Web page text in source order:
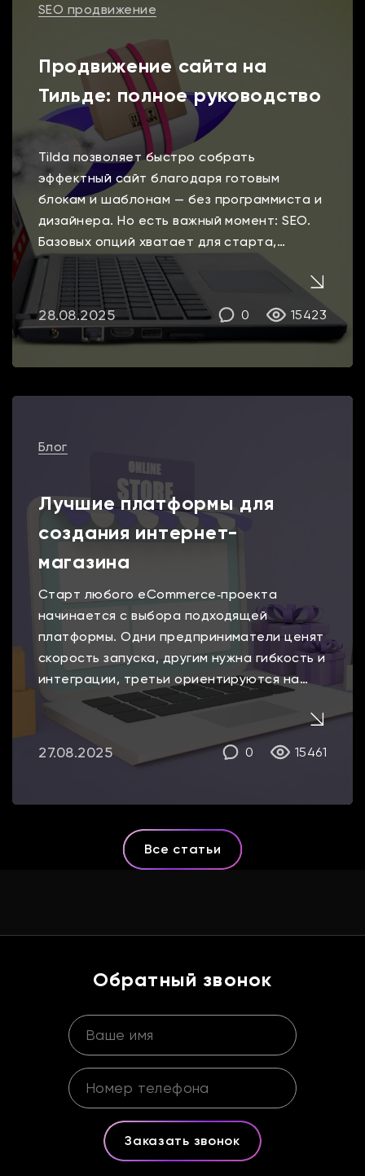
Все статьи
SEO продвижение
Продвижение сайта на
Тильде: полное руководство
Tilda позволяет быстро собрать
эффектный сайт благодаря готовым
блокам и шаблонам — без программиста и
дизайнера. Но есть важный момент: SEO.
Базовых опций хватает для старта,
однако продвигать сайт на Тильде
сложнее из-за ограничений по
управлению URL, тонкой настройке мета-
тегов и ряду технических нюансов.
Важность SEO-продвижения сайтов на
Тильде Красивый интерфейс не
28.08.2025 0 15423
Блог
Лучшие платформы для
создания интернет-
магазина
Старт любого eCommerce‑проекта
начинается с выбора подходящей
платформы. Одни предприниматели ценят
скорость запуска, другим нужна гибкость и
интеграции, третьи ориентируются на
работу с большими каталогами и высоким
трафиком. Разберем, какие бывают
решения для интернет‑магазинов, по
каким критериям выбирать и какие
востребованы. Это поможет подобрать
инструмент под цели, бюджет и ресурсы.
Какие бывают […]
27.08.2025 0 15461
Обратный звонок
Заказать звонок